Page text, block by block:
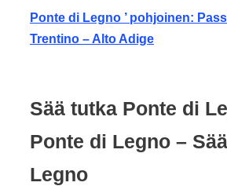
Ponte di Legno ’ pohjoinen:
Trentino – Alto Adige
Sää tutka Ponte di
Ponte di Legno –
Legno